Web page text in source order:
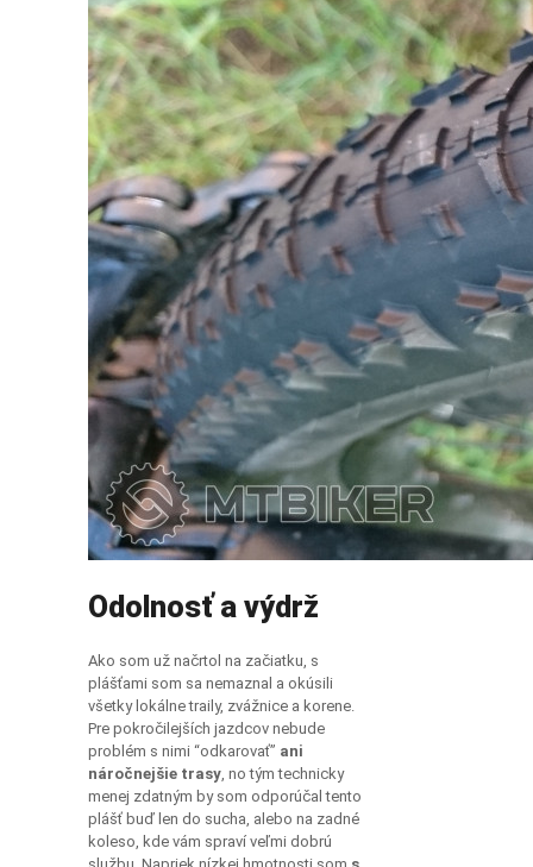
Odolnosť a výdrž
Ako som už načrtol na začiatku, s
plášťami som sa nemaznal a okúsili
všetky lokálne traily, zvážnice a korene.
Pre pokročilejších jazdcov nebude
problém s nimi “odkarovať” ani
náročnejšie trasy, no tým technicky
menej zdatným by som odporúčal tento
plášť buď len do sucha, alebo na zadné
koleso, kde vám spraví veľmi dobrú